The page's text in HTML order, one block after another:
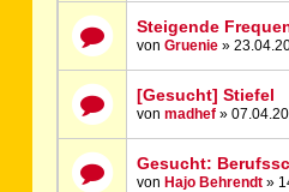
Steigende
vonGruenie »
[Gesucht] Stiefel
vonmadhef »
Gesucht:
von Hajo Behrendt »